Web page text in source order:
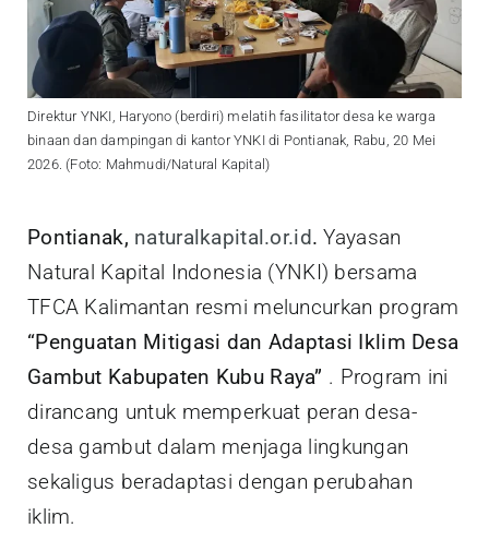
Direktur YNKI, Haryono (berdiri) melatih fasilitator desa ke warga
binaan dan dampingan di kantor YNKI di Pontianak, Rabu, 20 Mei
2026. (Foto: Mahmudi/Natural Kapital)
Pontianak, naturalkapital.or.id. Yayasan
Natural Kapital Indonesia (YNKI) bersama
TFCA Kalimantan resmi meluncurkan program
“Penguatan Mitigasi dan Adaptasi Iklim Desa
Gambut Kabupaten Kubu Raya” . Program ini
dirancang untuk memperkuat peran desa-
desa gambut dalam menjaga lingkungan
sekaligus beradaptasi dengan perubahan
iklim.